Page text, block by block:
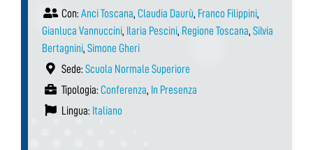
Con: Anci Toscana, Claudia Daurù, Franco Filippini,
Gianluca Vannuccini, Ilaria Pescini, Regione Toscana, Silvia
Bertagnini, Simone Gheri
Sede: Scuola Normale Superiore
Tipologia: Conferenza, In Presenza
Lingua: Italiano